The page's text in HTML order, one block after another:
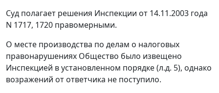
Суд полагает решения Инспекции от 14.11.2003 года
N 1717, 1720 правомерными.
О месте производства по делам о налоговых
правонарушениях Общество было извещено
Инспекцией в установленном порядке (л.д. 5), однако
возражений от ответчика не поступило.